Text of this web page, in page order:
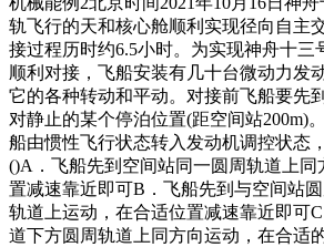
轨飞行的天和核心舱顺利实现径向自主
接过程历时约6.5小时。为实现神舟十三
顺利对接，飞船安装有几十台微动力发
它的各种转动和平动。对接前飞船要先
对静止的某个停泊位置(距空间站200m)
船由惯性飞行状态转入发动机调控状态
()A．飞船先到空间站同一圆周轨道上同
置减速靠近即可B．飞船先到与空间站
轨道上运动，在合适位置减速靠近即可
道下方圆周轨道上同方向运动，在合适